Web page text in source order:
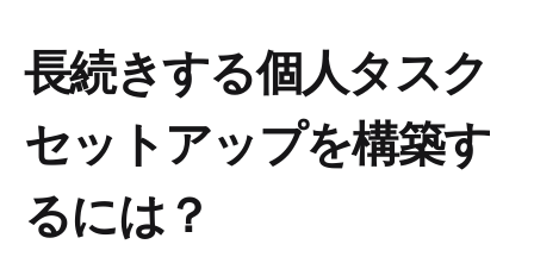
長続きする個人タスク
セットアップを構築す
るには？